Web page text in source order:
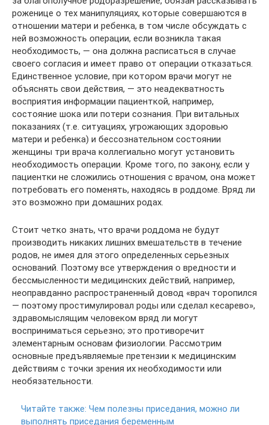
роженице о тех манипуляциях, которые совершаются в
отношении матери и ребенка, в том числе обсуждать с
ней возможность операции, если возникла такая
необходимость, — она должна расписаться в случае
своего согласия и имеет право от операции отказаться.
Единственное условие, при котором врачи могут не
объяснять свои действия, — это неадекватность
восприятия информации пациенткой, например,
состояние шока или потери сознания. При витальных
показаниях (т.е. ситуациях, угрожающих здоровью
матери и ребенка) и бессознательном состоянии
женщины три врача коллегиально могут установить
необходимость операции. Кроме того, по закону, если у
пациентки не сложились отношения с врачом, она может
потребовать его поменять, находясь в роддоме. Вряд ли
это возможно при домашних родах.
Стоит четко знать, что врачи роддома не будут
производить никаких лишних вмешательств в течение
родов, не имея для этого определенных серьезных
оснований. Поэтому все утверждения о вредности и
бессмысленности медицинских действий, например,
неоправданно распространенный довод «врач торопился
— поэтому простимулировал роды или сделал кесарево»,
здравомыслящим человеком вряд ли могут
восприниматься серьезно; это противоречит
элементарным основам физиологии. Рассмотрим
основные предъявляемые претензии к медицинским
действиям с точки зрения их необходимости или
необязательности.
Читайте также: Чем полезны приседания, можно ли
выполнять приседания беременным